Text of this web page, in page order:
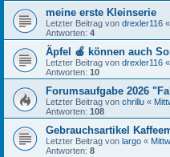
meine erste Kleinserie
Letzter Beitrag von drexler116 «
Antworten: 4
Äpfel 🍎 können auch
Letzter Beitrag von drexler116 «
Antworten: 10
Forumsaufgabe 2026
Letzter Beitrag von chrillu «
Antworten: 108
Gebrauchsartikel
Letzter Beitrag von largo «
Antworten: 8